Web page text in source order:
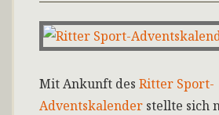
Mit Ankunft des Ritter Sport-
Adventskalender stellte sich